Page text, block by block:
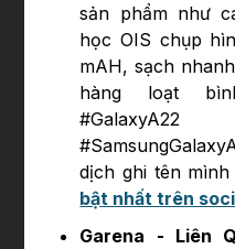
sản phẩm như
học OIS chụp
mAH, sạch
hàng loạt
dịch ghi tên mình
bật nhất trên
Garena - Liên